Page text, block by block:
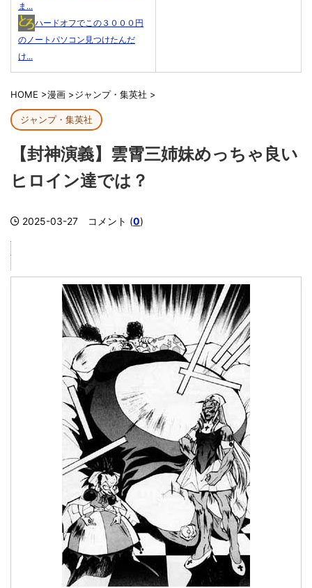
ま...
ハードオフでこの３０００円
のノートパソコン見つけたんだ
け...
HOME >漫画 >ジャンプ・集英社 >
ジャンプ・集英社
【封神演義】雲霄三姉妹めっちゃ良い
ヒロイン達では？
2025-03-27 コメント (0)